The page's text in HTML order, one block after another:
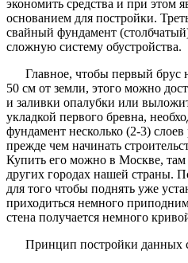
экономить средства и при этом
основанием для постройки.
свайный фундамент
сложную систему обустройства.
Главное, чтобы первый брус
50 см от земли, этого можно
и заливки опалубки или
укладкой первого бревна,
фундамент несколько (2-3) слоев
прежде чем начинать
Купить его можно в Москве,
других городах нашей страны.
для того чтобы поднять уже
приходиться немного
стена получается немного
Принцип постройки данных